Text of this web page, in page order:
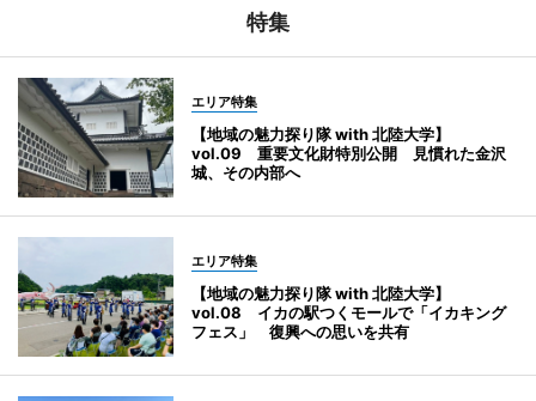
特集
エリア特集
【地域の魅力探り隊 with 北陸大学】
vol.09 重要文化財特別公開 見慣れた金沢
城、その内部へ
エリア特集
【地域の魅力探り隊 with 北陸大学】
vol.08 イカの駅つくモールで「イカキング
フェス」 復興への思いを共有